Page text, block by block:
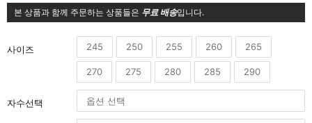
본 상품과 함께 주문하는 상품들은 무료 배송입니다.
사이즈 245 250 255 260 265
270 275 280 285 290
자수선택